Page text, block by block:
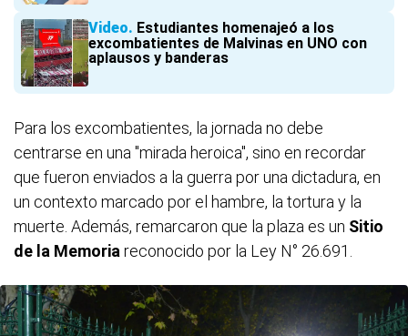
Video Estudiantes homenajeó a los
excombatientes de Malvinas en UNO con
aplausos y banderas
Para los excombatientes, la jornada no debe
centrarse en una "mirada heroica", sino en recordar
que fueron enviados a la guerra por una dictadura, en
un contexto marcado por el hambre, la tortura y la
muerte. Además, remarcaron que la plaza es un Sitio
de la Memoria reconocido por la Ley N° 26.691.